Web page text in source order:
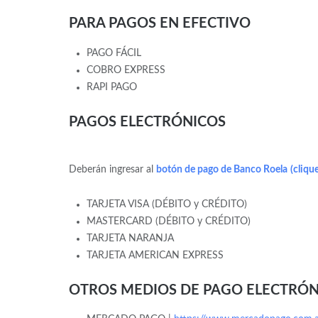
PARA PAGOS EN EFECTIVO
PAGO FÁCIL
COBRO EXPRESS
RAPI PAGO
PAGOS ELECTRÓNICOS
Deberán ingresar al botón de pago de Banco Roela
TARJETA VISA (DÉBITO y CRÉDITO)
MASTERCARD (DÉBITO y CRÉDITO)
TARJETA NARANJA
TARJETA AMERICAN EXPRESS
OTROS MEDIOS DE PAGO